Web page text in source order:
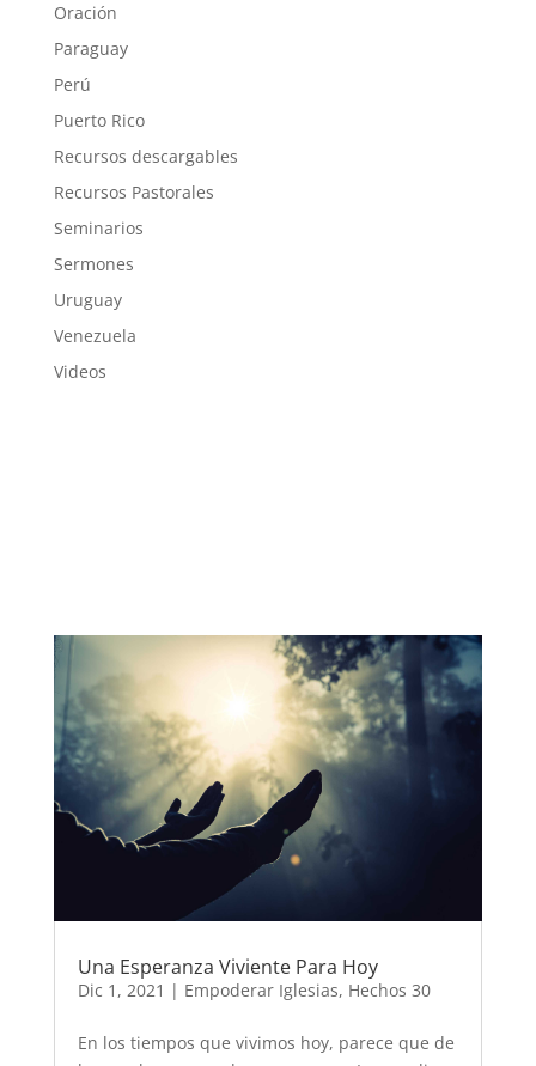
Oración
Paraguay
Perú
Puerto Rico
Recursos descargables
Recursos Pastorales
Seminarios
Sermones
Uruguay
Venezuela
Videos
Una Esperanza Viviente Para Hoy
Dic 1, 2021 | Empoderar Iglesias, Hechos 30
En los tiempos que vivimos hoy, parece que de